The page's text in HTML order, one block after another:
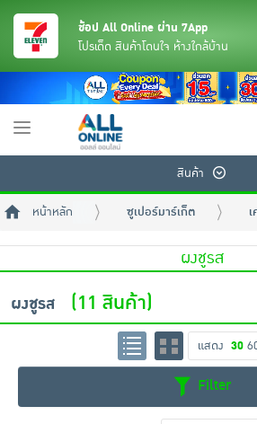
ช้อป All Online ผ่าน 7App
โปรเด็ด สินค้าโดนใจ ห้างใกล้บ้าน
Toggle
สินค้า
หน้าหลัก ซูเปอร์มาร์เก็ต
ผงชูรส
ผงชูรส
(11 สินค้า)
แสดง 30
Filter